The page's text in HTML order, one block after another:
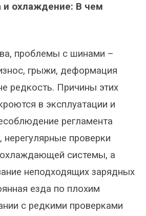
охлаждение: В чем
проблемы с шинами –
грыжи, деформация
редкость. Причины этих
в эксплуатации и
регламента
нерегулярные проверки
системы, а
неподходящих зарядных
езда по плохим
с редкими проверками